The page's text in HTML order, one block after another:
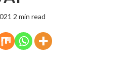
2 min read